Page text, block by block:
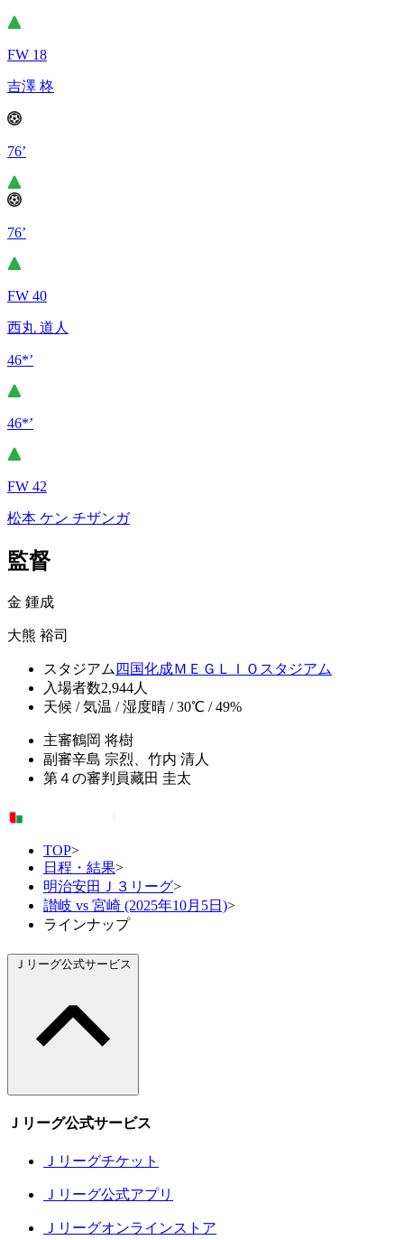
FW 18
吉澤 柊
76’
76’
FW 40
西丸 道人
46*’
46*’
FW 42
松本 ケン チザンガ
監督
金 鍾成
大熊 裕司
スタジアム 四国化成ＭＥＧＬＩＯスタジアム
入場者数2,944人
天候 / 気温 / 湿度晴 / 30℃ / 49%
主審鶴岡 将樹
副審辛島 宗烈、竹内 清人
第４の審判員藏田 圭太
TOP>
日程・結果>
明治安田Ｊ３リーグ>
讃岐 vs 宮崎 (2025年10月5日)>
ラインナップ
Ｊリーグ公式サービス
Ｊリーグ公式サービス
Ｊリーグチケット
Ｊリーグ公式アプリ
Ｊリーグオンラインストア